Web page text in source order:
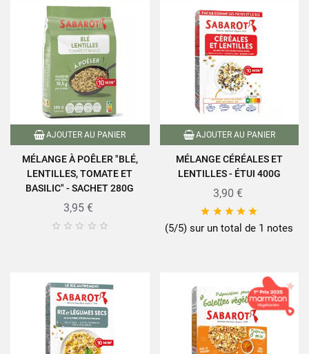
AJOUTER AU PANIER
MÉLANGE À POÊLER "BLÉ,
LENTILLES, TOMATE ET
BASILIC" - SACHET 280G
3,95 €
    
AJOUTER AU PANIER
MÉLANGE CÉRÉALES ET
LENTILLES - ÉTUI 400G
3,90 €
    
(5/5) sur un total de 1 notes